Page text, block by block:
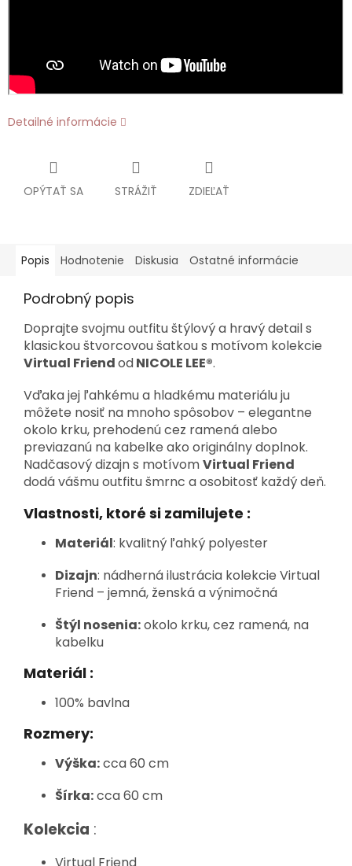
Detailné informácie
OPÝTAŤ SA STRÁŽIŤ ZDIEĽAŤ
Popis Hodnotenie Diskusia Ostatné informácie
Podrobný popis
Doprajte svojmu outfitu štýlový a hravý detail s
klasickou štvorcovou šatkou s motívom kolekcie
Virtual FriendodNICOLE LEE®.
Vďaka jej ľahkému a hladkému materiálu ju
môžete nosiť na mnoho spôsobov – elegantne
okolo krku, prehodenú cez ramená alebo
previazanú na kabelke ako originálny doplnok.
Nadčasový dizajn s motívomVirtual Friend
dodá vášmu outfitu šmrnc a osobitosť každý deň.
Vlastnosti, ktoré si zamilujete :
Materiál: kvalitný ľahký polyester
Dizajn: nádherná ilustrácia kolekcie Virtual
Friend – jemná, ženská a výnimočná
Štýl nosenia:okolo krku, cez ramená, na
kabelku
Materiál :
100% bavlna
Rozmery:
Výška:cca 60 cm
Šírka:cca 60 cm
Kolekcia :